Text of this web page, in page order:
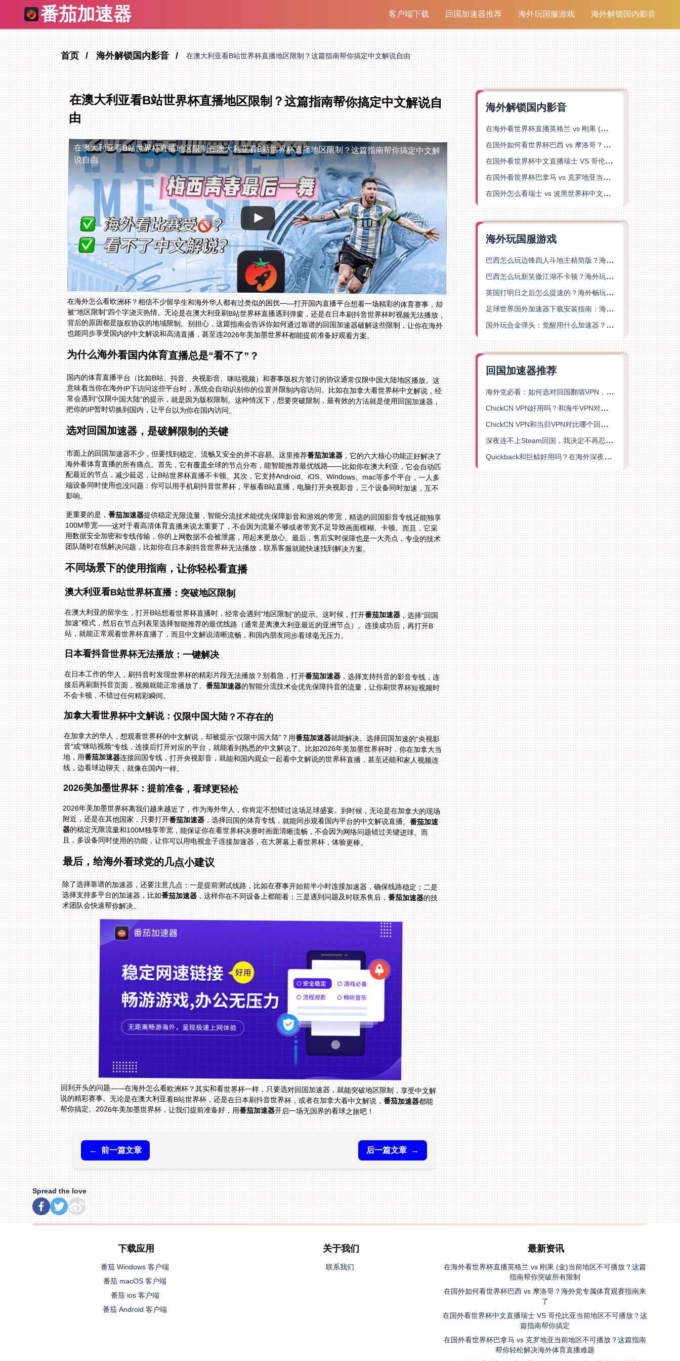
番茄加速器 客户端下载 回国加速器推荐 海外玩国服游戏 海外解锁国内影音
首页 海外解锁国内影音 在澳大利亚看B站世界杯直播地区限制？这篇指南帮你搞定中文解说自由
在澳大利亚看B站世界杯直播地区限制？这篇指南帮你搞定中文解说自
由
在澳大利亚看B站世界杯直播地区限制在澳大利亚看B站世界杯直播地区限制？这篇指南帮你搞定中文解
说自由
在海外怎么看欧洲杯？相信不少留学生和海外华人都有过类似的困扰——打开国内直播平台想看一场精彩的体育赛事，却
被“地区限制”四个字浇灭热情。无论是在澳大利亚刷B站世界杯直播遇到弹窗，还是在日本刷抖音世界杯时视频无法播放，
背后的原因都是版权协议的地域限制。别担心，这篇指南会告诉你如何通过靠谱的回国加速器破解这些限制，让你在海外
也能同步享受国内的中文解说和高清直播，甚至连2026年美加墨世界杯都能提前准备好观看方案。
为什么海外看国内体育直播总是“看不了”？
国内的体育直播平台（比如B站、抖音、央视影音、咪咕视频）和赛事版权方签订的协议通常仅限中国大陆地区播放。这
意味着当你在海外IP下访问这些平台时，系统会自动识别你的位置并限制内容访问。比如在加拿大看世界杯中文解说，经
常会遇到“仅限中国大陆”的提示，就是因为版权限制。这种情况下，想要突破限制，最有效的方法就是使用回国加速器，
把你的IP暂时切换到国内，让平台以为你在国内访问。
选对回国加速器，是破解限制的关键
市面上的回国加速器不少，但要找到稳定、流畅又安全的并不容易。这里推荐番茄加速器，它的六大核心功能正好解决了
海外看体育直播的所有痛点。首先，它有覆盖全球的节点分布，能智能推荐最优线路——比如你在澳大利亚，它会自动匹
配最近的节点，减少延迟，让B站世界杯直播不卡顿。其次，它支持Android、iOS、Windows、mac等多个平台，一人多
端设备同时使用也没问题：你可以用手机刷抖音世界杯，平板看B站直播，电脑打开央视影音，三个设备同时加速，互不
影响。
更重要的是，番茄加速器提供稳定无限流量，智能分流技术能优先保障影音和游戏的带宽，精选的回国影音专线还能独享
100M带宽——这对于看高清体育直播来说太重要了，不会因为流量不够或者带宽不足导致画面模糊、卡顿。而且，它采
用数据安全加密和专线传输，你的上网数据不会被泄露，用起来更放心。最后，售后实时保障也是一大亮点，专业的技术
团队随时在线解决问题，比如你在日本刷抖音世界杯无法播放，联系客服就能快速找到解决方案。
不同场景下的使用指南，让你轻松看直播
澳大利亚看B站世界杯直播：突破地区限制
在澳大利亚的留学生，打开B站想看世界杯直播时，经常会遇到“地区限制”的提示。这时候，打开番茄加速器，选择“回国
加速”模式，然后在节点列表里选择智能推荐的最优线路（通常是离澳大利亚最近的亚洲节点）。连接成功后，再打开B
站，就能正常观看世界杯直播了，而且中文解说清晰流畅，和国内朋友同步看球毫无压力。
日本看抖音世界杯无法播放：一键解决
在日本工作的华人，刷抖音时发现世界杯的精彩片段无法播放？别着急，打开番茄加速器，选择支持抖音的影音专线，连
接后再刷新抖音页面，视频就能正常播放了。番茄加速器的智能分流技术会优先保障抖音的流量，让你刷世界杯短视频时
不会卡顿，不错过任何精彩瞬间。
加拿大看世界杯中文解说：仅限中国大陆？不存在的
在加拿大的华人，想观看世界杯的中文解说，却被提示“仅限中国大陆”？用番茄加速器就能解决。选择回国加速的“央视影
音”或“咪咕视频”专线，连接后打开对应的平台，就能看到熟悉的中文解说了。比如2026年美加墨世界杯时，你在加拿大当
地，用番茄加速器连接回国专线，打开央视影音，就能和国内观众一起看中文解说的世界杯直播，甚至还能和家人视频连
线，边看球边聊天，就像在国内一样。
2026美加墨世界杯：提前准备，看球更轻松
2026年美加墨世界杯离我们越来越近了，作为海外华人，你肯定不想错过这场足球盛宴。到时候，无论是在加拿大的现场
附近，还是在其他国家，只要打开番茄加速器，选择回国的体育专线，就能同步观看国内平台的中文解说直播。番茄加速
器的稳定无限流量和100M独享带宽，能保证你在看世界杯决赛时画面清晰流畅，不会因为网络问题错过关键进球。而
且，多设备同时使用的功能，让你可以用电视盒子连接加速器，在大屏幕上看世界杯，体验更棒。
最后，给海外看球党的几点小建议
除了选择靠谱的加速器，还要注意几点：一是提前测试线路，比如在赛事开始前半小时连接加速器，确保线路稳定；二是
选择支持多平台的加速器，比如番茄加速器，这样你在不同设备上都能看；三是遇到问题及时联系售后，番茄加速器的技
术团队会快速帮你解决。
回到开头的问题——在海外怎么看欧洲杯？其实和看世界杯一样，只要选对回国加速器，就能突破地区限制，享受中文解
说的精彩赛事。无论是在澳大利亚看B站世界杯，还是在日本刷抖音世界杯，或者在加拿大看中文解说，番茄加速器都能
帮你搞定。2026年美加墨世界杯，让我们提前准备好，用番茄加速器开启一场无国界的看球之旅吧！
← 前一篇文章 后一篇文章 →
海外解锁国内影音
在海外看世界杯直播英格兰 vs 刚果 (金)当前地区不可播放？这篇指南帮你突破所有限制
在国外如何看世界杯巴西 vs 摩洛哥？海外党专属体育观赛指南来了
在国外看世界杯中文直播瑞士 VS 哥伦比亚当前地区不可播放？这篇指南帮你搞定
在国外看世界杯巴拿马 vs 克罗地亚当前地区不可播放？这篇指南帮你轻松解决海外体育直播难题
在国外怎么看瑞士 vs 波黑世界杯中文解说？这篇指南帮你搞定所有地区限制问题
海外玩国服游戏
巴西怎么玩边锋四人斗地主精简版？海外游戏党的加速器终极选择
巴西怎么玩新笑傲江湖不卡顿？海外玩家国服游戏加速终极指南（附猫和老鼠一梦江湖实测）
英国打明日之后怎么提速的？海外畅玩国服游戏终极指南
足球世界国外加速器下载安装指南：海外党畅玩国服游戏的终极解决方案
国外玩合金弹头：觉醒用什么加速器？一份写给海外游子的畅玩指南
回国加速器推荐
海外党必看：如何选对回国翻墙VPN，无缝解锁国内资源？
ChickCN VPN好用吗？和海牛VPN对比哪个回国效果更好？
ChickCN VPN和当归VPN对比哪个回国效果更好？海外党亲测后选了它
深夜连不上Steam回国，我决定不再忍受这数字鸿沟
Quickback和巨鲸好用吗？在海外深夜想刷B站、追爱奇艺的你，或许正需要这份答案
Spread the love
下载应用
番茄 Windows 客户端
番茄 macOS 客户端
番茄 ios 客户端
番茄 Android 客户端
关于我们
联系我们
最新资讯
在海外看世界杯直播英格兰 vs 刚果 (金)当前地区不可播放？这篇
指南帮你突破所有限制
在国外如何看世界杯巴西 vs 摩洛哥？海外党专属体育观赛指南来
了
在国外看世界杯中文直播瑞士 VS 哥伦比亚当前地区不可播放？这
篇指南帮你搞定
在国外看世界杯巴拿马 vs 克罗地亚当前地区不可播放？这篇指南
帮你轻松解决海外体育直播难题